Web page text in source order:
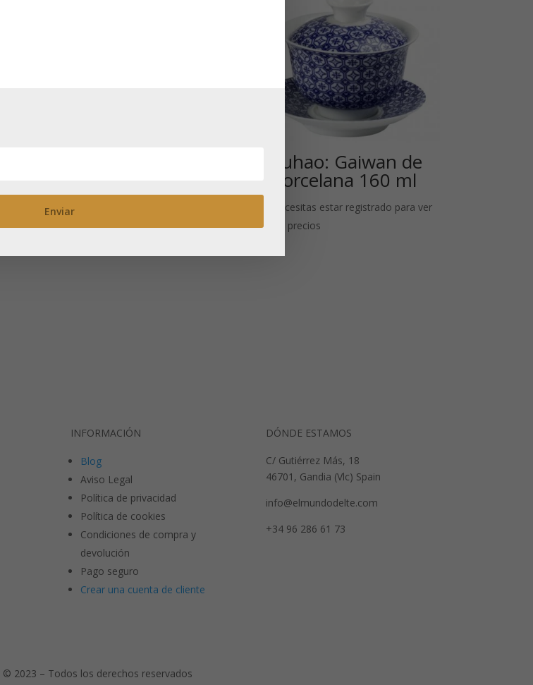
ver
350 ml
Necesitas estar registrado para ver
Fuhao: Gaiwan de
porcelana 160 ml
Necesitas estar registrado para ver
los precios
INFORMACIÓN
Blog
Aviso Legal
Política de privacidad
Política de cookies
Condiciones de compra y
devolución
Pago seguro
Crear una cuenta de cliente
DÓNDE ESTAMOS
C/ Gutiérrez Más, 18
46701, Gandia (Vlc) Spain
info@elmundodelte.com
+34 96 286 61 73
© 2023 – Todos los derechos reservados